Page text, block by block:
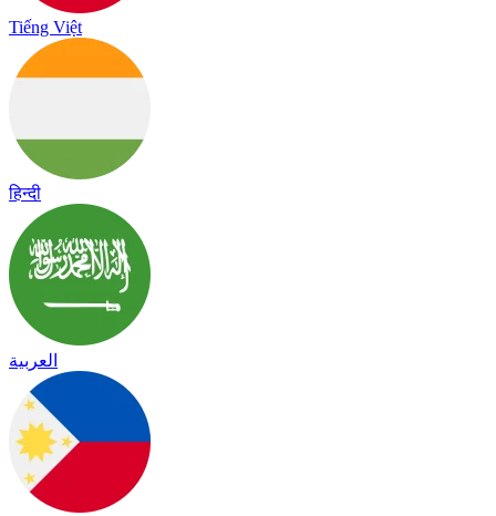
Tiếng Việt
हिन्दी
العربية